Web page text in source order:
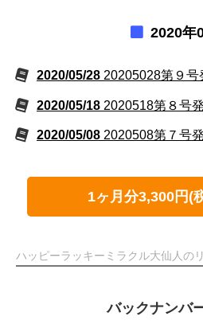
2020年
2020/05/28 20205028第９号
2020/05/18 2020518第８号発
2020/05/08 2020508第７号発
1ヶ月分3,300円(
ハッピーラッキーミラクル大仙人の
バックナンバ